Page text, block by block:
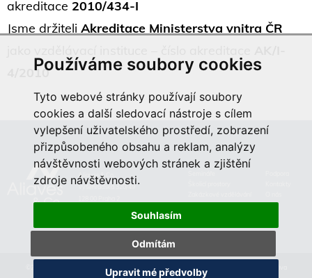
Používáme soubory cookies
Tyto webové stránky používají soubory
cookies a další sledovací nástroje s cílem
vylepšení uživatelského prostředí, zobrazení
přizpůsobeného obsahu a reklam, analýzy
návštěvnosti webových stránek a zjištění
zdroje návštěvnosti.
Souhlasím
Odmítám
Upravit mé předvolby
akreditace 2010/434-I
Jsme držiteli Akreditace Ministerstva vnitra ČR
4/2010
Aliaves & Co.,
Vyšehradská 320/49
©2019 Aliaves & Co., a.s. Specialista na kurzy, školení a zakázkové vzdělávání. Všechna práva